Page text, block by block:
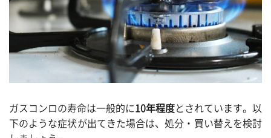
ガスコンロの寿命は一般的に 10年程度とされています。以
下のような症状が出てきた場合は、処分・買い替えを検討